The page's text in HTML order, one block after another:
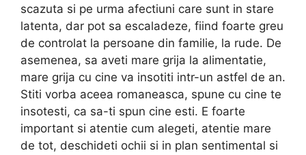
scazuta si pe urma afectiuni care sunt in stare
latenta, dar pot sa escaladeze, fiind foarte greu
de controlat la persoane din familie, la rude. De
asemenea, sa aveti mare grija la alimentatie,
mare grija cu cine va insotiti intr-un astfel de an.
Stiti vorba aceea romaneasca, spune cu cine te
insotesti, ca sa-ti spun cine esti. E foarte
important si atentie cum alegeti, atentie mare
de tot, deschideti ochii si in plan sentimental si